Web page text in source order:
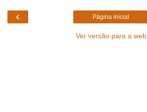
‹ Página inicial
Ver versão para a web